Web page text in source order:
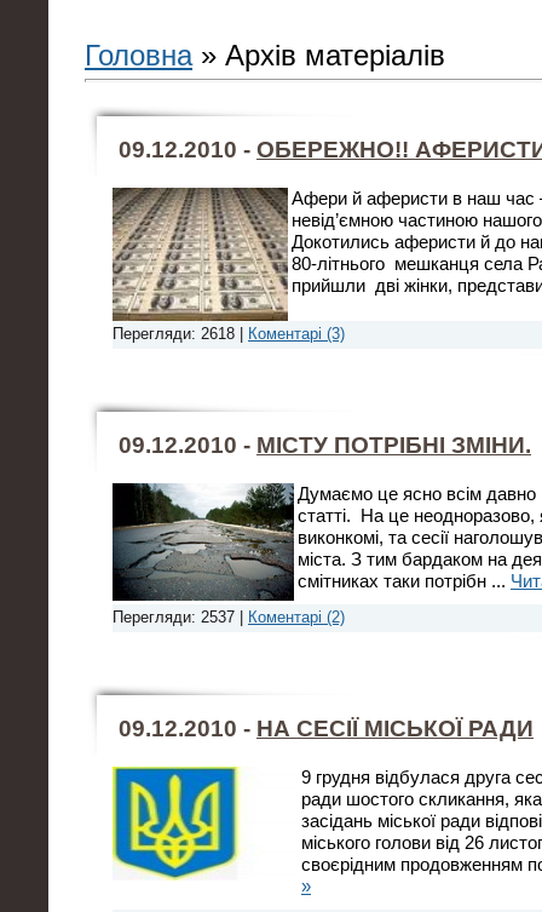
Головна» Архів матеріалів
09.12.2010 - ОБЕРЕЖНО!!
Афери й аферисти в наш час
невід’ємною частиною
Докотились аферисти й до
80-літнього мешканця села
прийшли дві жінки,
Перегляди: 2618 | Коментарі (3)
09.12.2010 - МІСТУ ПОТРІБНІ ЗМІНИ.
Думаємо це ясно всім давно
статті. На це
виконкомі, та сесії
міста. З тим бардаком на
смітниках таки потрібн ...
Перегляди: 2537 | Коментарі (2)
09.12.2010 - НА СЕСІЇ МІСЬКОЇ РАДИ
9 грудня відбулася друга
ради шостого скликання,
засідань міської ради
міського голови від 26
своєрідним продовженням
»